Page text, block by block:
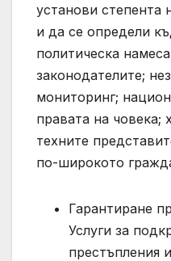
установи степента
и да се определи
политическа
законодателите;
мониторинг;
правата на човека;
техните
по-широкото
Гарантиране
Услуги за
престъпления